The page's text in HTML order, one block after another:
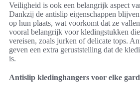
Veiligheid is ook een belangrijk aspect
Dankzij de antislip eigenschappen
op hun plaats, wat voorkomt dat ze
vooral belangrijk voor kledingstukken
vereisen, zoals jurken of delicate tops.
geven een extra geruststelling dat de
is.
Antislip kledinghangers voor elke